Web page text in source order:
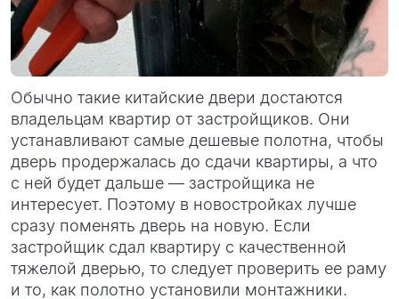
Обычно такие китайские двери достаются
владельцам квартир от застройщиков. Они
устанавливают самые дешевые полотна, чтобы
дверь продержалась до сдачи квартиры, а что
с ней будет дальше — застройщика не
интересует. Поэтому в новостройках лучше
сразу поменять дверь на новую. Если
застройщик сдал квартиру с качественной
тяжелой дверью, то следует проверить ее раму
и то, как полотно установили монтажники.